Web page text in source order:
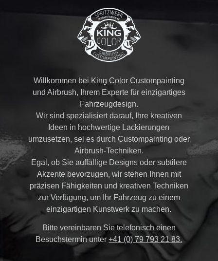
Willkommen bei King Color Custompainting
und Airbrush, Ihrem Experte für einzigartiges
Fahrzeugdesign.
Wir sind spezialisiert darauf, Ihre kreativen
Ideen in hochwertige Lackierungen
umzusetzen, sei es durch Custompainting oder
Airbrush-Techniken.
Egal, ob Sie auffällige Designs oder subtilere
Akzente bevorzugen, wir stehen Ihnen mit
präzisen Fähigkeiten und kreativen Techniken
zur Verfügung, um Ihr Fahrzeug zu einem
einzigartigen Kunstwerk zu machen.
Bitte vereinbaren Sie telefonisch einen
Besuchstermin unter+41 (0) 79 793 21 83.